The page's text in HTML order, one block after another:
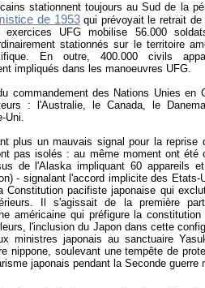
stationnent toujours au Sud de la
de 1953qui prévoyait le retrait de
exercices UFG mobilise 56.000
stationnés sur le territoire
En outre, 400.000 civils
impliqués dans les manoeuvres UFG.
commandement des Nations Unies en
: l'Australie, le Canada, le
Uni.
plus un mauvais signal pour la reprise
pas isolés : au même moment ont été
de l'Alaska impliquant 60 appareils
- signalant l'accord implicite des Etats-
Constitution pacifiste japonaise qui
Il s'agissait de la première
américaine qui préfigure la
l'inclusion du Japon dans cette
ministres japonais au sanctuaire
nippone, soulevant une tempête de
japonais pendant la Seconde guerre